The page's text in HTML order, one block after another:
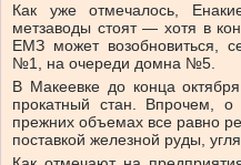
Как уже отмечалось,
метзаводы стоят — хотя в
ЕМЗ может возобновиться,
№1, на очереди домна №5.
В Макеевке до конца
прокатный стан. Впрочем, о
прежних объемах все равно
поставкой железной руды,